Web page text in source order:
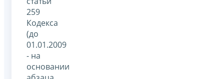
259
Кодекса
(до
01.01.2009
- на
основании